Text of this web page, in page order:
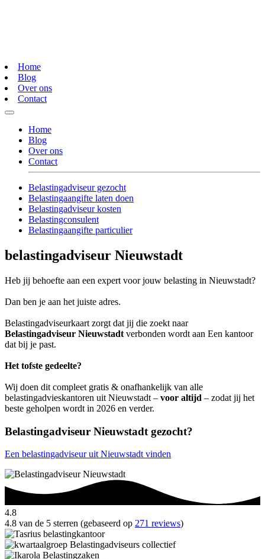
Home
Blog
Over ons
Contact
Home
Blog
Over ons
Contact
Belastingadviseur gezocht
Belastingaangifte laten doen
Belastingadviseur kosten
Belastingconsulent
Belastingaangifte particulier
belastingadviseur Nieuwstadt
Heb jij behoefte aan een expert voor jouw belasting in Nieuwstadt?
Dan ben je aan het juiste adres.
Belastingadviseurkaart zorgt dat jij die zoekt naar
Belastingadviseur Nieuwstadt verbonden wordt aan Een kantoor
dat bij je past.
Het tofste gedeelte?
Wij doen dit compleet gratis & onafhankelijk van alle
belastingadvieskantoren uit Nieuwstadt – voor altijd – zodat jij het
beste geholpen wordt in 2026 en verder.
Belastingadviseur Nieuwstadt gezocht?
Een belastingadviseur uit Nieuwstadt vinden
4.8
4.8 van de 5 sterren (gebaseerd op 271 reviews)